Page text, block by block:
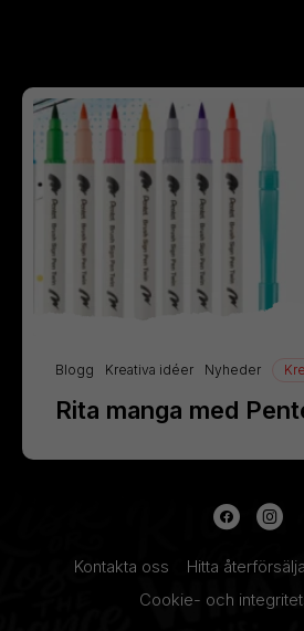
Blogg Kreativa idéer Nyheder
Rita manga med
Kontakta oss Hitta
Cookie- och